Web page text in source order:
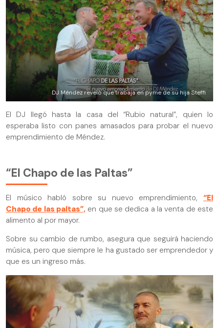
DJ Méndez reveló que trabaja en pyme de su hija Steffi
El DJ llegó hasta la casa del “Rubio natural”, quien lo
esperaba listo con panes amasados para probar el nuevo
emprendimiento de Méndez.
“El Chapo de las Paltas”
El músico habló sobre su nuevo emprendimiento, “El
Chapo de las paltas”, en que se dedica a la venta de este
alimento al por mayor.
Sobre su cambio de rumbo, asegura que seguirá haciendo
música, pero que siempre le ha gustado ser emprendedor y
que es un ingreso más.